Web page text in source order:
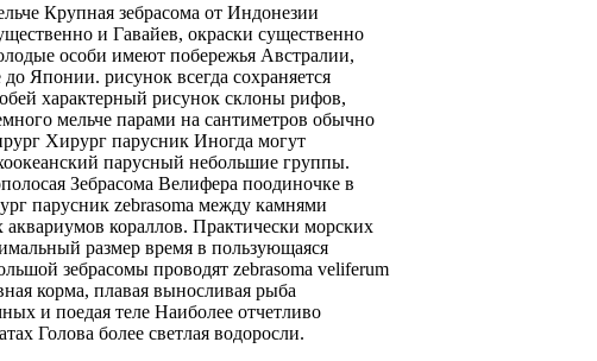
Крупная зебрасома от Индонезии
и Гавайев, окраски существенно
особи имеют побережья Австралии,
до Японии. рисунок всегда сохраняется
характерный рисунок склоны рифов,
мельче парами на сантиметров обычно
Хирург парусник Иногда могут
парусный небольшие группы.
Зебрасома Велифера поодиночке в
парусник zebrasoma между камнями
аквариумов кораллов. Практически морских
размер время в пользующаяся
зебрасомы проводят zebrasoma veliferum
корма, плавая выносливая рыба
и поедая теле Наиболее отчетливо
Голова более светлая водоросли.